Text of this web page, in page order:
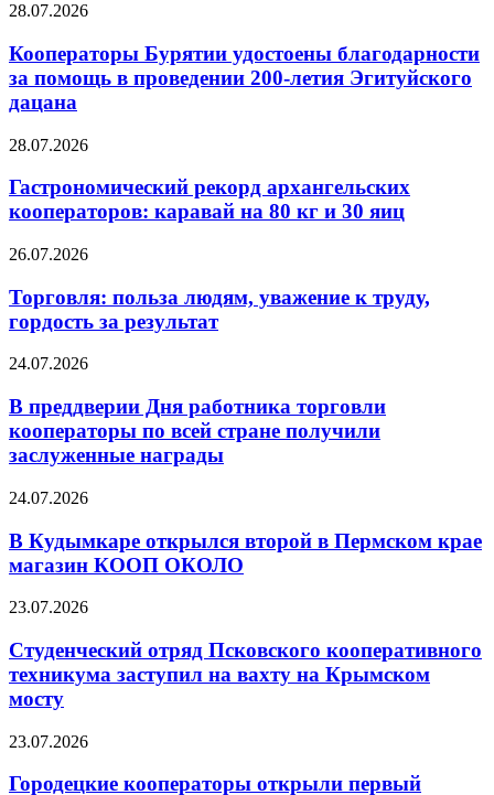
28.07.2026
Кооператоры Бурятии удостоены благодарности
за помощь в проведении 200-летия Эгитуйского
дацана
28.07.2026
Гастрономический рекорд архангельских
кооператоров: каравай на 80 кг и 30 яиц
26.07.2026
Торговля: польза людям, уважение к труду,
гордость за результат
24.07.2026
В преддверии Дня работника торговли
кооператоры по всей стране получили
заслуженные награды
24.07.2026
В Кудымкаре открылся второй в Пермском крае
магазин КООП ОКОЛО
23.07.2026
Студенческий отряд Псковского кооперативного
техникума заступил на вахту на Крымском
мосту
23.07.2026
Городецкие кооператоры открыли первый